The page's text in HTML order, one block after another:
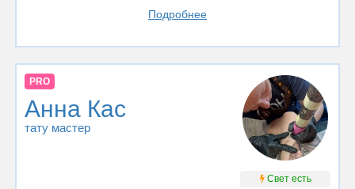
Подробнее
PRO
Анна Кас
тату мастер
Свет есть